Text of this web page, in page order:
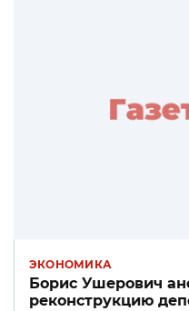
ЭКОНОМИКА
Борис Ушерович
реконструкцию